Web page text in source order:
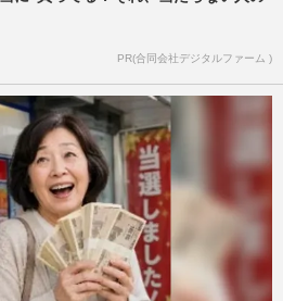
PR(合同会社デジタルファーム )